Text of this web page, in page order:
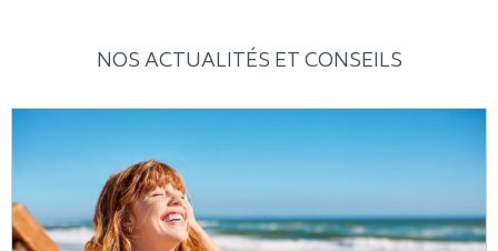
NOS ACTUALITÉS ET CONSEILS